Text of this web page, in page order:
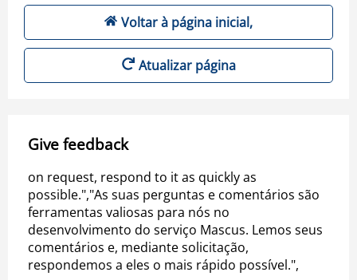
Voltar à página inicial,
Atualizar página
Give feedback
on request, respond to it as quickly as
possible.","As suas perguntas e comentários são
ferramentas valiosas para nós no
desenvolvimento do serviço Mascus. Lemos seus
comentários e, mediante solicitação,
respondemos a eles o mais rápido possível.",